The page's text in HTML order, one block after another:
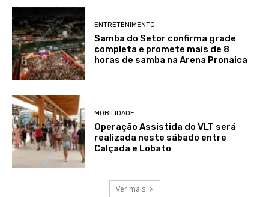
ENTRETENIMENTO
Samba do Setor confirma grade
completa e promete mais de 8
horas de samba na Arena Pronaica
MOBILIDADE
Operação Assistida do VLT será
realizada neste sábado entre
Calçada e Lobato
Ver mais